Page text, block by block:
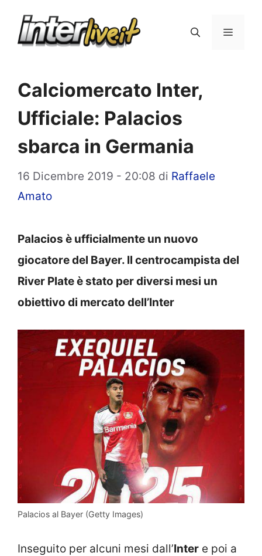
Menu
Calciomercato Inter,
Ufficiale: Palacios
sbarca in Germania
16 Dicembre 2019 - 20:08 di Raffaele
Amato
Palacios è ufficialmente un nuovo
giocatore del Bayer. Il centrocampista del
River Plate è stato per diversi mesi un
obiettivo di mercato dell’Inter
Palacios al Bayer (Getty Images)
Inseguito per alcuni mesi dall’Inter e poi a